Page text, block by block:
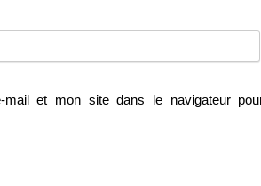
mail et mon site dans le navigateur